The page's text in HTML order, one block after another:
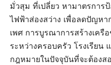
มั่วสุม ที่เปลี่ยว หามาตรการ
ไฟฟ้าส่องสว่าง เพื่อลดปัญห
เพศ การบูรณาการสร้างเครื
ระหว่างครอบครัว โรงเรีย
กฎหมายในปัจจุบันที่จะต้องส